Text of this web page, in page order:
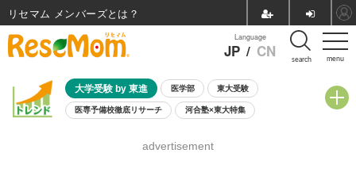
menu
Language
JP / CN search
大学受験 by 東進 医学部 東大受験
医専予備校徹底リサーチ 河合塾×東大特集
8月開催学校説明会・相談会
advertisement
リセマム メンバーズ